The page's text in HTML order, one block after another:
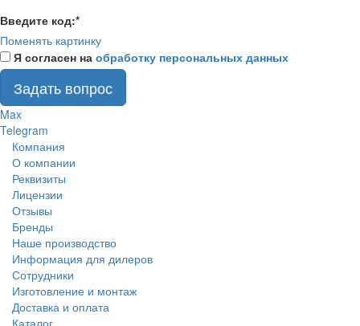
Введите код:*
Поменять картинку
Я согласен на обработку персональных данных
Задать вопрос
Max
Telegram
Компания
О компании
Реквизиты
Лицензии
Отзывы
Бренды
Наше производство
Информация для дилеров
Сотрудники
Изготовление и монтаж
Доставка и оплата